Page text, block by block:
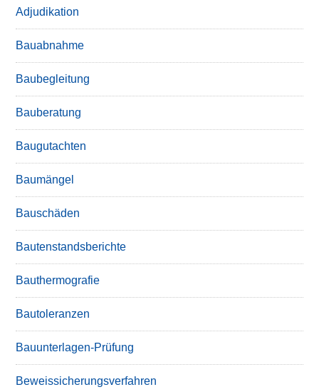
Adjudikation
Bauabnahme
Baubegleitung
Bauberatung
Baugutachten
Baumängel
Bauschäden
Bautenstandsberichte
Bauthermografie
Bautoleranzen
Bauunterlagen-Prüfung
Beweissicherungsverfahren